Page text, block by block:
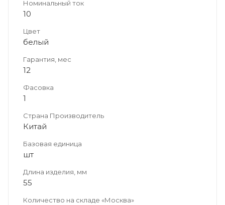
Номинальный ток
10
Цвет
белый
Гарантия, мес
12
Фасовка
1
Страна Производитель
Китай
Базовая единица
шт
Длина изделия, мм
55
Количество на складе «Москва»